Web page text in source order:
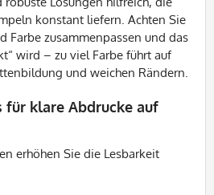
konstant liefern. Achten Sie
Farbe zusammenpassen und das
wird – zu viel Farbe führt auf
und weichen Rändern.
für klare Abdrucke auf
erhöhen Sie die Lesbarkeit